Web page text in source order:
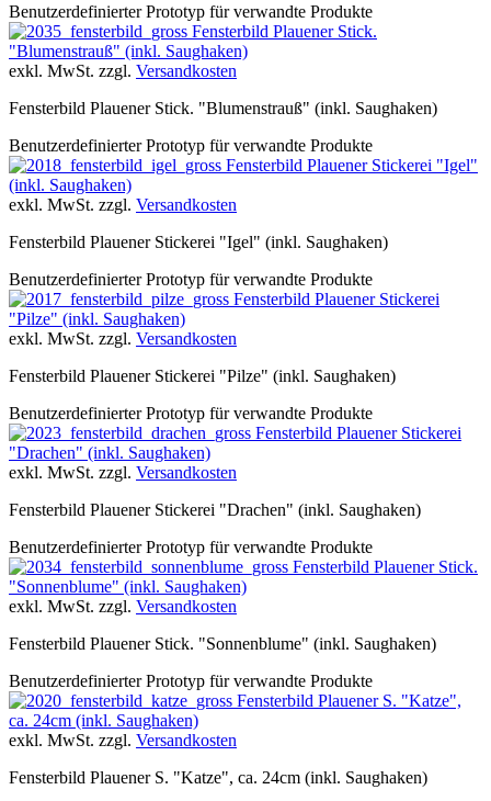
Benutzerdefinierter Prototyp für verwandte Produkte
Fensterbild Plauener Stick.
"Blumenstrauß" (inkl. Saughaken)
exkl. MwSt. zzgl. Versandkosten
Fensterbild Plauener Stick. "Blumenstrauß" (inkl. Saughaken)
Benutzerdefinierter Prototyp für verwandte Produkte
Fensterbild Plauener Stickerei "Igel"
(inkl. Saughaken)
exkl. MwSt. zzgl. Versandkosten
Fensterbild Plauener Stickerei "Igel" (inkl. Saughaken)
Benutzerdefinierter Prototyp für verwandte Produkte
Fensterbild Plauener Stickerei
"Pilze" (inkl. Saughaken)
exkl. MwSt. zzgl. Versandkosten
Fensterbild Plauener Stickerei "Pilze" (inkl. Saughaken)
Benutzerdefinierter Prototyp für verwandte Produkte
Fensterbild Plauener Stickerei
"Drachen" (inkl. Saughaken)
exkl. MwSt. zzgl. Versandkosten
Fensterbild Plauener Stickerei "Drachen" (inkl. Saughaken)
Benutzerdefinierter Prototyp für verwandte Produkte
Fensterbild Plauener Stick.
"Sonnenblume" (inkl. Saughaken)
exkl. MwSt. zzgl. Versandkosten
Fensterbild Plauener Stick. "Sonnenblume" (inkl. Saughaken)
Benutzerdefinierter Prototyp für verwandte Produkte
Fensterbild Plauener S. "Katze",
ca. 24cm (inkl. Saughaken)
exkl. MwSt. zzgl. Versandkosten
Fensterbild Plauener S. "Katze", ca. 24cm (inkl. Saughaken)